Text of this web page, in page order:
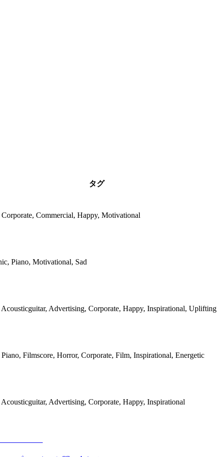
タグ
Corporate, Commercial, Happy, Motivational
Piano, Motivational, Sad
Acousticguitar, Advertising, Corporate, Happy, Inspirational, Uplifting
Piano, Filmscore, Horror, Corporate, Film, Inspirational, Energetic
Acousticguitar, Advertising, Corporate, Happy, Inspirational